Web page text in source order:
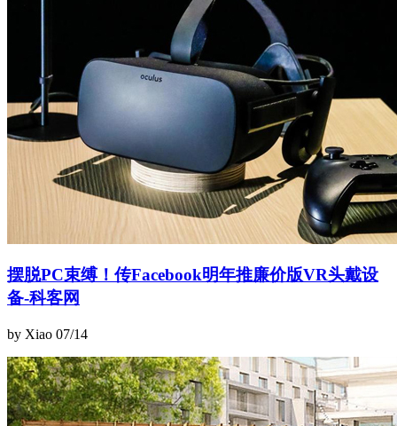
摆脱PC束缚！传Facebook明年推廉价版VR头戴设
备-科客网
by Xiao 07/14